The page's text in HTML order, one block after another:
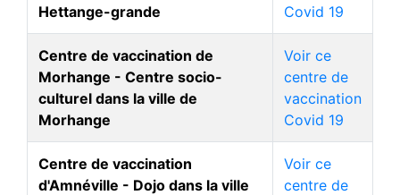
Hettange-grande
Covid 19
Centre de vaccination de
Morhange - Centre socio-
culturel dans la ville de
Morhange
Voir ce
centre de
vaccination
Covid 19
Centre de vaccination
d'Amnéville - Dojo dans la ville
Voir ce
centre de